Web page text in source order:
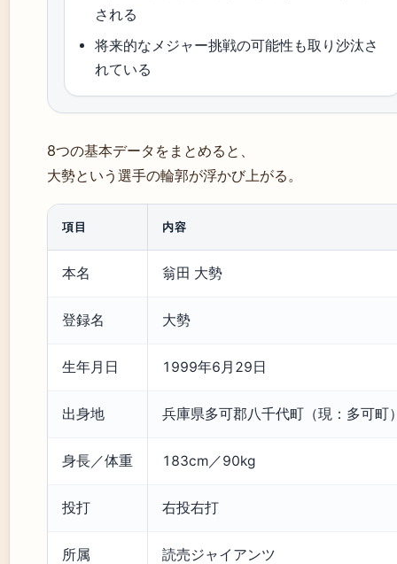
される
将来的なメジャー挑戦の可能性も取り沙汰さ
れている
8つの基本データをまとめると、
大勢という選手の輪郭が浮かび上がる。
項目 内容
本名 翁田 大勢
登録名 大勢
生年月日 1999年6月29日
出身地 兵庫県多可郡八千代町（現：多可町
身長／体重 183cm／90kg
投打 右投右打
所属 読売ジャイアンツ